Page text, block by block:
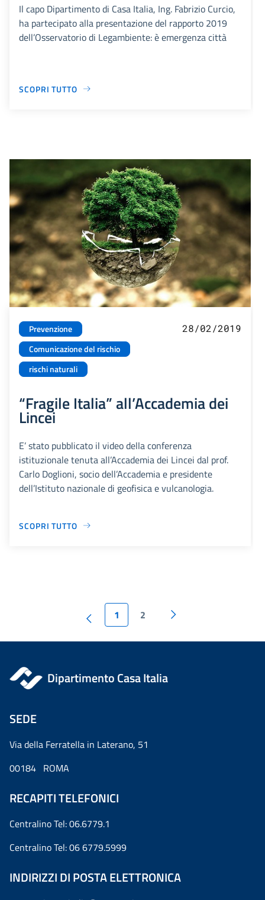
Il capo Dipartimento di Casa Italia, Ing. Fabrizio Curcio,
ha partecipato alla presentazione del rapporto 2019
dell’Osservatorio di Legambiente: è emergenza città
SCOPRI TUTTO
Prevenzione
Comunicazione del rischio
rischi naturali
28/02/2019
“Fragile Italia” all’Accademia dei
Lincei
E’ stato pubblicato il video della conferenza
istituzionale tenuta all’Accademia dei Lincei dal prof.
Carlo Doglioni, socio dell’Accademia e presidente
dell’Istituto nazionale di geofisica e vulcanologia.
SCOPRI TUTTO
1 2
Dipartimento Casa Italia
SEDE
Via della Ferratella in Laterano, 51
00184 ROMA
RECAPITI TELEFONICI
Centralino Tel: 06.6779.1
Centralino Tel: 06 6779.5999
INDIRIZZI DI POSTA ELETTRONICA